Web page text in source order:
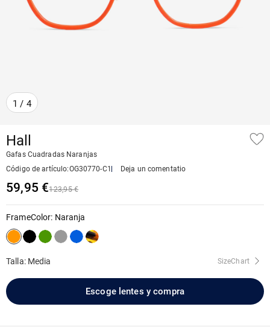
1 / 4
Hall
Gafas Cuadradas Naranjas
Código de artículo:OG30770-C1 Deja un comentatio
59,95 €123,95 €
FrameColor: Naranja
Talla: Media SizeChart
Escoge lentes y compra